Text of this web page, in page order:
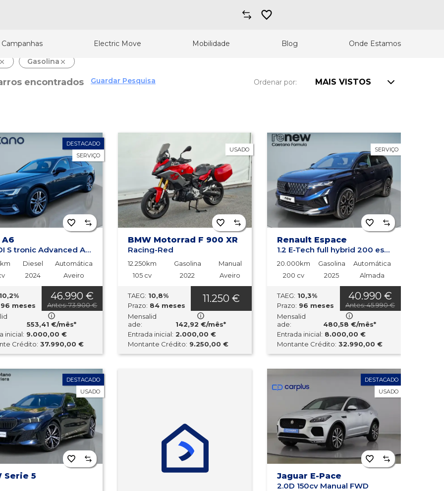
Campanhas Electric Move Mobilidade Blog
Onde Estamos
Gasolina
encontrados Guardar Pesquisa Ordenar por: MAIS VISTOS
Km maior a menor
Km menor a maior
Ano maior a menor
Ano menor a maior
Potência maior a
menor
Potência menor a
maior
Mais vistos
Última atualização
DESTACADO
SERVIÇO
40 TDI S tronic Advanced Avant
Diesel
2024
Automática
Aveiro
96 meses
553,41 €/mês*
inicial: 9.000,00 €
Crédito: 37.990,00 €
46.990 €
Antes: 73.900 €
USADO
BMW Motorrad F 900 XR
Racing-Red
12.250km
105 cv
Gasolina
2022
Manual
Aveiro
TAEG: 10,8%
Prazo: 84 meses
Mensalid
ade:
142,92 €/mês*
Entrada inicial: 2.000,00 €
Montante Crédito: 9.250,00 €
11.250 €
SERVIÇO
Renault Espace
1.2 E-Tech full hybrid 200 esprit Alpine
20.000km
200 cv
Gasolina
2025
Automática
Almada
TAEG: 10,3%
Prazo: 96 meses
Mensalid
ade:
480,58 €/mês*
Entrada inicial: 8.000,00 €
Montante Crédito: 32.990,00 €
40.990 €
Antes: 45.990 €
DESTACADO
USADO
Serie 5
DESTACADO
USADO
Jaguar E-Pace
2.0D 150cv Manual FWD